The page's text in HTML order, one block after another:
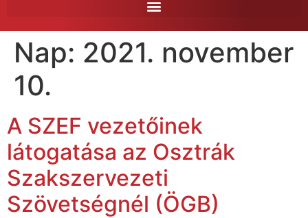
Nap: 2021. november
10.
A SZEF vezetőinek
látogatása az Osztrák
Szakszervezeti
Szövetségnél (ÖGB)